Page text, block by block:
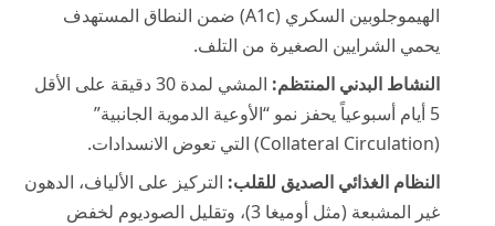
الهيموجلوبين السكري (A1c) ضمن النطاق المستهدف
يحمي الشرايين الصغيرة من التلف.
النشاط البدني المنتظم:
المشي لمدة 30 دقيقة على الأقل
5 أيام أسبوعياً يحفز نمو “الأوعية الدموية الجانبية”
(Collateral Circulation) التي تعوض الانسدادات.
النظام الغذائي الصديق للقلب: التركيز على الألياف، الدهون
غير المشبعة (مثل أوميغا 3)، وتقليل الصوديوم لخفض